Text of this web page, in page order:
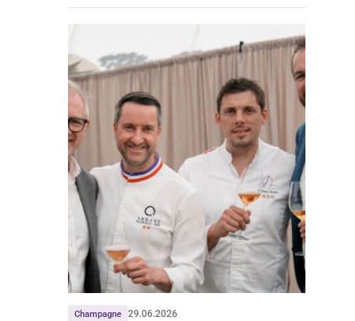
Champagne 29.06.2026